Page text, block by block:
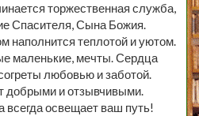
торжественная служба,
Спасителя, Сына Божия.
наполнится теплотой и уютом.
маленькие, мечты. Сердца
любовью и заботой.
и отзывчивыми.
всегда освещает ваш путь!